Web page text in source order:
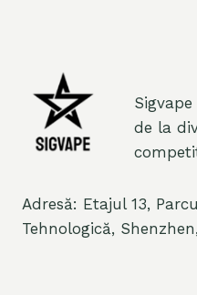
de la
Adresă: Etajul 13,
Tehnologică,